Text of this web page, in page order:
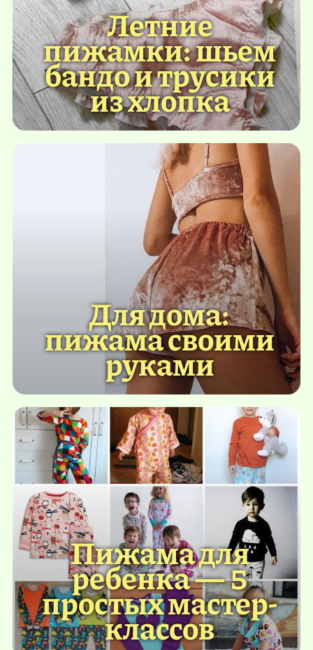
Летние
пижамки: шьем
бандо и трусики
из хлопка
Для дома:
пижама своими
руками
Пижама для
ребенка — 5
простых мастер-
классов